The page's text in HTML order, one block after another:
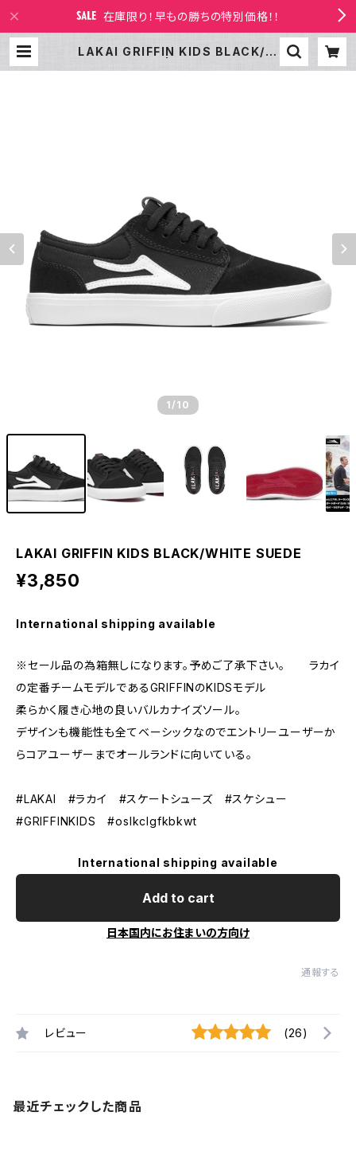
在庫限り！早もの勝ちの特別価格！！
LAKAI GRIFFIN KIDS BLACK/W
1 /10
LAKAI GRIFFIN KIDS BLACK/WHITE SUEDE
¥3,850
International shipping available
※セール品の為箱無しになります。予めご了承下さい。 ラカイ
の定番チームモデルであるGRIFFINのKIDSモデル
柔らかく履き心地の良いバルカナイズソール。
デザインも機能性も全てベーシックなのでエントリーユーザーか
らコアユーザーまでオールランドに向いている。
#LAKAI #ラカイ #スケートシューズ #スケシュー
#GRIFFINKIDS #oslkclgfkbkwt
International shipping available
Add to cart
日本国内にお住まいの方向け
通報する
レビュー (26)
最近チェックした商品